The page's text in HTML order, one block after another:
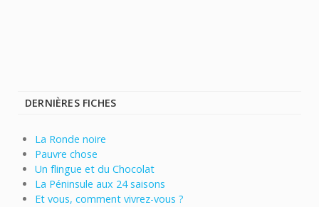
DERNIÈRES FICHES
La Ronde noire
Pauvre chose
Un flingue et du Chocolat
La Péninsule aux 24 saisons
Et vous, comment vivrez-vous ?